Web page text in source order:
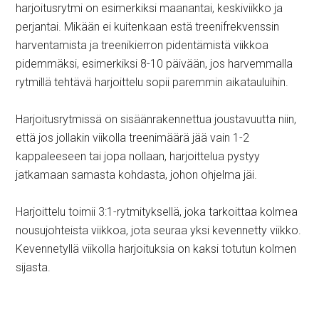
harjoitusrytmi on esimerkiksi maanantai, keskiviikko ja
perjantai. Mikään ei kuitenkaan estä treenifrekvenssin
harventamista ja treenikierron pidentämistä viikkoa
pidemmäksi, esimerkiksi 8-10 päivään, jos harvemmalla
rytmillä tehtävä harjoittelu sopii paremmin aikatauluihin.
Harjoitusrytmissä on sisäänrakennettua joustavuutta niin,
että jos jollakin viikolla treenimäärä jää vain 1-2
kappaleeseen tai jopa nollaan, harjoittelua pystyy
jatkamaan samasta kohdasta, johon ohjelma jäi.
Harjoittelu toimii 3:1-rytmityksellä, joka tarkoittaa kolmea
nousujohteista viikkoa, jota seuraa yksi kevennetty viikko.
Kevennetyllä viikolla harjoituksia on kaksi totutun kolmen
sijasta.